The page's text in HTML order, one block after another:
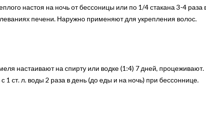
настоя на ночь от бессоницы или по 1/4 стакана 3-4 раза
печени. Наружно применяют для укрепления волос.
настаивают на спирту или водке (1:4) 7 дней, процеживают.
1 ст. л. воды 2 раза в день (до еды и на ночь) при бессоннице.